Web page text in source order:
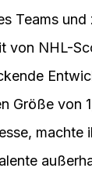
Teams
von NHL-
Größe von
machte